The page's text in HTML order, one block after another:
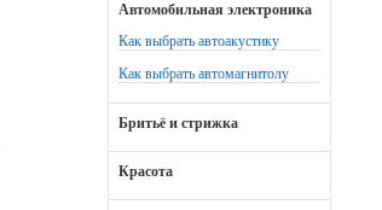
Автомобильная электроника
Как выбрать автоакустику
Как выбрать автомагнитолу
Бритьё и стрижка
Красота